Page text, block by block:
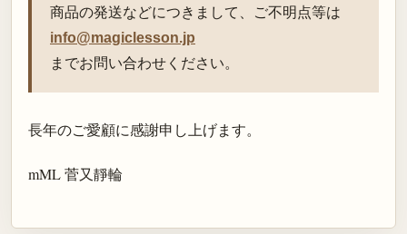
商品の発送などにつきまして、ご不明点等は
info@magiclesson.jp
までお問い合わせください。
長年のご愛顧に感謝申し上げます。
mML 菅又靜輪